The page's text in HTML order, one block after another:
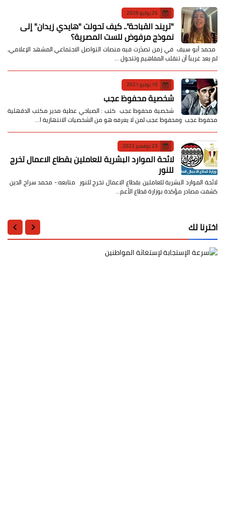
25 يوليو 2026
​"تريند القباحة".. كيف تحولت "هايدي زيدان" إلى
نموذج مرفوض للست المصرية؟
​ محمد أبو سيف ​في زمن تصدّرت فيه منصات التواصل الاجتماعي المشهد الإعلامي،
لم يعد غريباً أن تنقلب المفاهيم وتتحول …
10 يونيو 2021
شخصية محفوظ عجب
شخصية محفوظ عجب كتب : الصباحي عطية مدير مكتب الدقهلية
محفوظ عجب ومحفوظ عجب لمن لا يعرفه هو من الشخصيات الانتهازية ا…
23 نوفمبر 2022
لائحة الموارد البشرية للعاملين بقطاع الاعمال تخرج
للنور
لائحة الموارد البشرية للعاملين بقطاع الاعمال تخرج للنور متابعه:- محمد سراج الدين
كشفت مصادر مؤكدة بوزارة قطاع الأعم…
اخترنا لك